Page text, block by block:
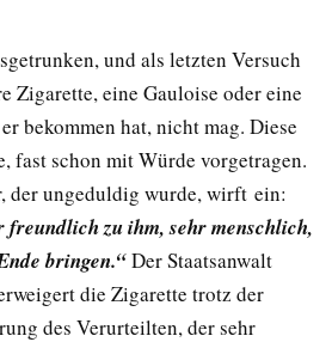
und als letzten Versuch
Zigarette, eine Gauloise oder eine
bekommen hat, nicht mag. Diese
fast schon mit Würde vorgetragen.
der ungeduldig wurde, wirft ein:
freundlich zu ihm, sehr menschlich,
bringen.“Der Staatsanwalt
die Zigarette trotz der
des Verurteilten, der sehr